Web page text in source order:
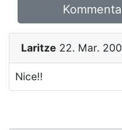
Laritze 22. Mar.
Nice!!